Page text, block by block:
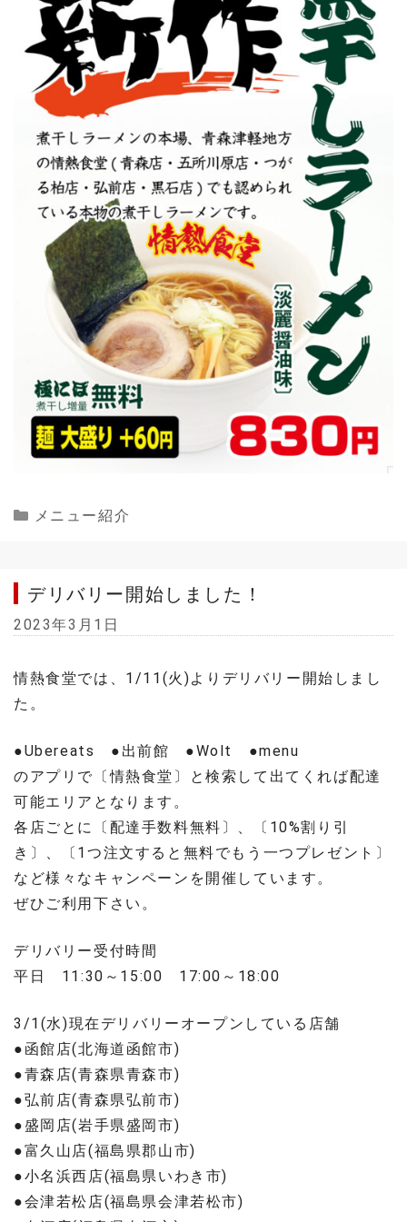
Categories
メニュー紹介
デリバリー開始しました！
2023年3月1日
情熱食堂では、1/11(火)よりデリバリー開始しまし
た。
●Ubereats ●出前館 ●Wolt ●menu
のアプリで〔情熱食堂〕と検索して出てくれば配達
可能エリアとなります。
各店ごとに〔配達手数料無料〕、〔10%割り引
き〕、〔1つ注文すると無料でもう一つプレゼント〕
など様々なキャンペーンを開催しています。
ぜひご利用下さい。
デリバリー受付時間
平日 11:30～15:00 17:00～18:00
3/1(水)現在デリバリーオープンしている店舗
●函館店(北海道函館市)
●青森店(青森県青森市)
●弘前店(青森県弘前市)
●盛岡店(岩手県盛岡市)
●富久山店(福島県郡山市)
●小名浜西店(福島県いわき市)
●会津若松店(福島県会津若松市)